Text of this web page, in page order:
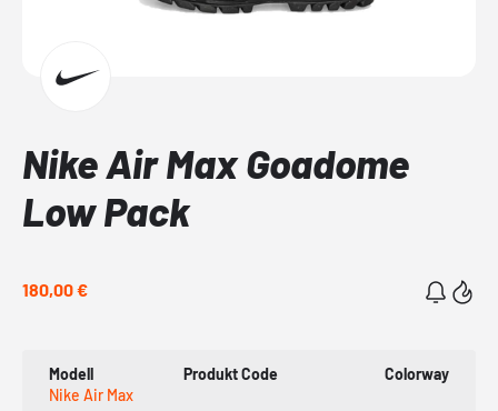
Nike Air Max Goadome
Low Pack
180,00 €
Modell
Nike Air Max
Produkt Code Colorway